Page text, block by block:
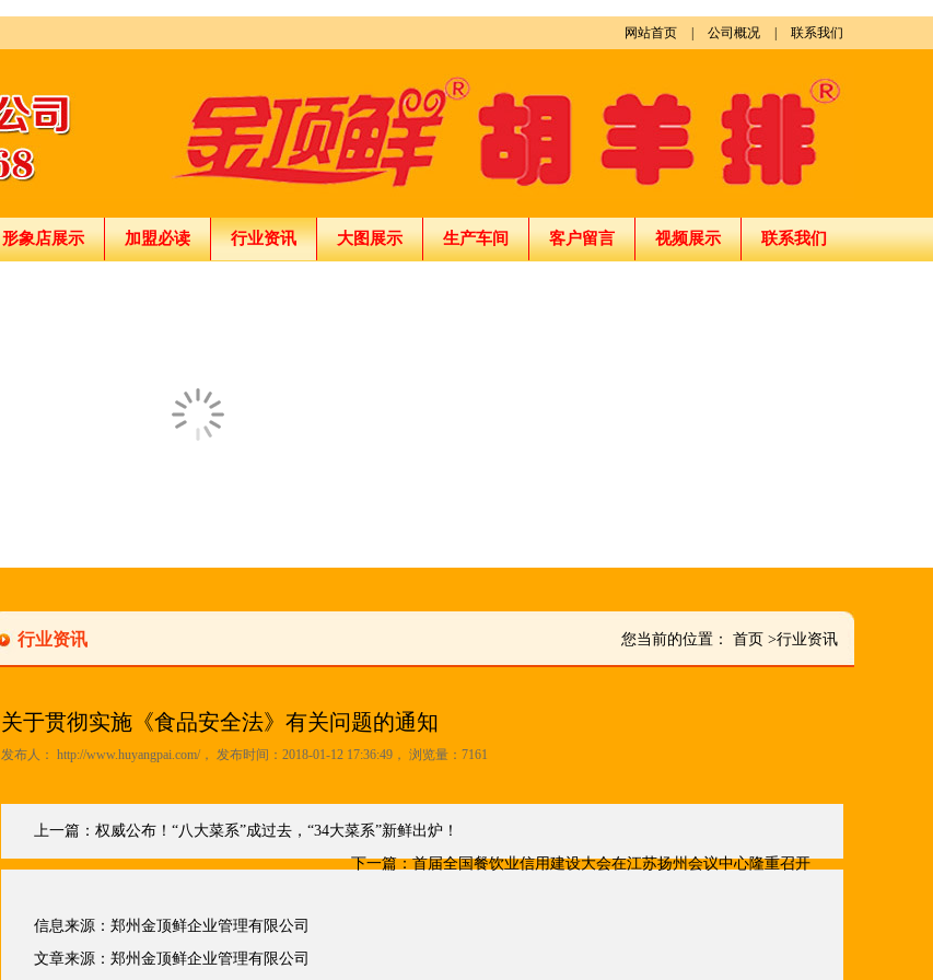
网站首页 公司概况 联系我们
形象店展示 加盟必读 行业资讯 大图展示 生产车间 客户留言 视频展示 联系我们
行业资讯 您当前的位置： 首页 >行业资讯
关于贯彻实施《食品安全法》有关问题的通知
发布人： http://www.huyangpai.com/， 发布时间：2018-01-12 17:36:49， 浏览量：7161
上一篇： 权威公布！“八大菜系”成过去，“34大菜系”新鲜出炉！
下一篇：首届全国餐饮业信用建设大会在江苏扬州会议中心隆重召开
信息来源： 郑州金顶鲜企业管理有限公司
文章来源： 郑州金顶鲜企业管理有限公司